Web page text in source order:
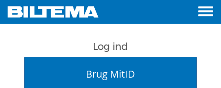
Log ind
Brug MitID